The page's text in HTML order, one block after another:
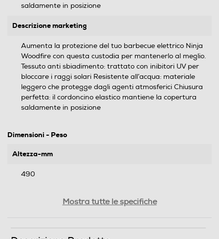
saldamente in posizione
Descrizione marketing
Aumenta la protezione del tuo barbecue elettrico Ninja
Woodfire con questa custodia per mantenerlo al meglio.
Tessuto anti sbiadimento: trattato con inibitori UV per
bloccare i raggi solari Resistente all’acqua: materiale
leggero che protegge dagli agenti atmosferici Chiusura
perfetta: il cordoncino elastico mantiene la copertura
saldamente in posizione
Dimensioni - Peso
Altezza-mm
490
Mostra tutte le specifiche